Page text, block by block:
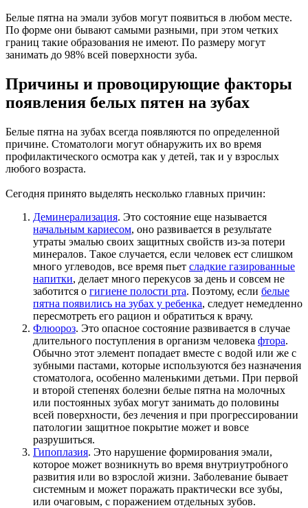
Белые пятна на эмали зубов могут появиться в любом месте.
По форме они бывают самыми разными, при этом четких
границ такие образования не имеют. По размеру могут
занимать до 98% всей поверхности зуба.
Причины и провоцирующие факторы
появления белых пятен на зубах
Белые пятна на зубах всегда появляются по определенной
причине. Стоматологи могут обнаружить их во время
профилактического осмотра как у детей, так и у взрослых
любого возраста.
Сегодня принято выделять несколько главных причин:
Деминерализация. Это состояние еще называется
начальным кариесом, оно развивается в результате
утраты эмалью своих защитных свойств из-за потери
минералов. Такое случается, если человек ест слишком
много углеводов, все время пьет сладкие газированные
напитки, делает много перекусов за день и совсем не
заботится о гигиене полости рта. Поэтому, если белые
пятна появились на зубах у ребенка, следует немедленно
пересмотреть его рацион и обратиться к врачу.
Флюороз. Это опасное состояние развивается в случае
длительного поступления в организм человека фтора.
Обычно этот элемент попадает вместе с водой или же с
зубными пастами, которые используются без назначения
стоматолога, особенно маленькими детьми. При первой
и второй степенях болезни белые пятна на молочных
или постоянных зубах могут занимать до половины
всей поверхности, без лечения и при прогрессировании
патологии защитное покрытие может и вовсе
разрушиться.
Гипоплазия. Это нарушение формирования эмали,
которое может возникнуть во время внутриутробного
развития или во взрослой жизни. Заболевание бывает
системным и может поражать практически все зубы,
или очаговым, с поражением отдельных зубов.